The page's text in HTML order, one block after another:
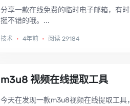
分享一款在线免费的临时电子邮箱，有
挺不错的哦。...
技术 • 4年前 • 阅读 29184
m3u8 视频在线提取工具
今天在发现一款m3u8视频在线提取工